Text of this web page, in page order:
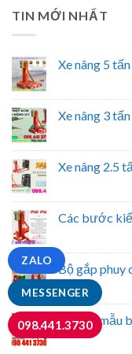
TIN MỚI NHẤT
Xe nâng 5
Xe nâng 3
Xe nâng 2.5
Các bước
Bộ gắp phuy
Những mẫu
MESSENGER
ZALO
098.441.3730